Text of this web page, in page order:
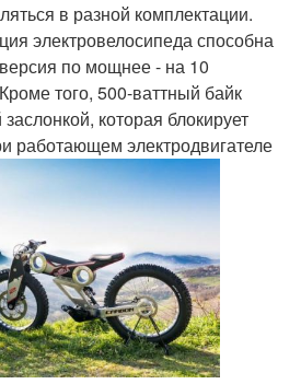
в разной комплектации.
электровелосипеда способна
по мощнее - на 10
того, 500-ваттный байк
которая блокирует
работающем электродвигателе